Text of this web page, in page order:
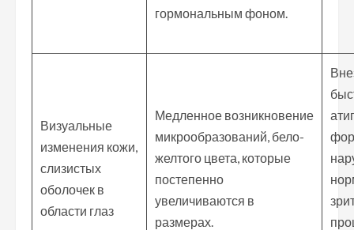
гормональным фоном.
Визуальные
изменения кожи,
слизистых
оболочек в
области глаз
Медленное возникновение
микрообразований, бело-
желтого цвета, которые
постепенно
увеличиваются в
размерах.